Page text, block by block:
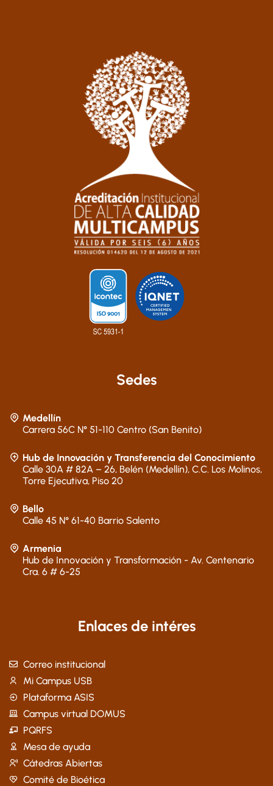
Sedes
Medellín
Carrera 56C N° 51-110 Centro (San Benito)
Hub de Innovación y Transferencia del Conocimiento
Calle 30A # 82A – 26, Belén (Medellín), C.C. Los Molinos,
Torre Ejecutiva, Piso 20
Bello
Calle 45 N° 61-40 Barrio Salento
Armenia
Hub de Innovación y Transformación - Av. Centenario
Cra. 6 # 6-25
Enlaces de intéres
Correo institucional
Mi Campus USB
Plataforma ASIS
Campus virtual DOMUS
PQRFS
Mesa de ayuda
Cátedras Abiertas
Comité de Bioética